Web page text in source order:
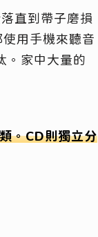
直到帶子磨損
用手機來聽音
。家中大量的
。CD則獨立分